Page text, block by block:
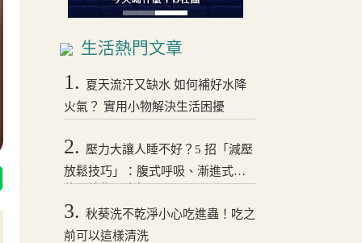
生活熱門文章
1.
夏天流汗又缺水 如何補好水降
火氣？ 實用小物解決生活困擾
2.
壓力大讓人睡不好？5 招「減壓
放鬆技巧」：腹式呼吸、漸進式拉
3. 秋葵洗不乾淨小心吃進蟲！吃之
前可以這樣清洗